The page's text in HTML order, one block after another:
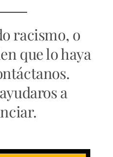
racismo, o
que lo haya
a